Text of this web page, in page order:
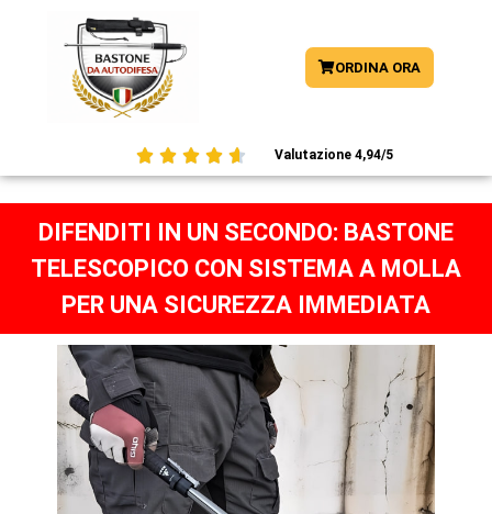
ORDINA ORA
     Valutazione 4,94/5
DIFENDITI IN UN SECONDO: BASTONE
TELESCOPICO CON SISTEMA A MOLLA
PER UNA SICUREZZA IMMEDIATA